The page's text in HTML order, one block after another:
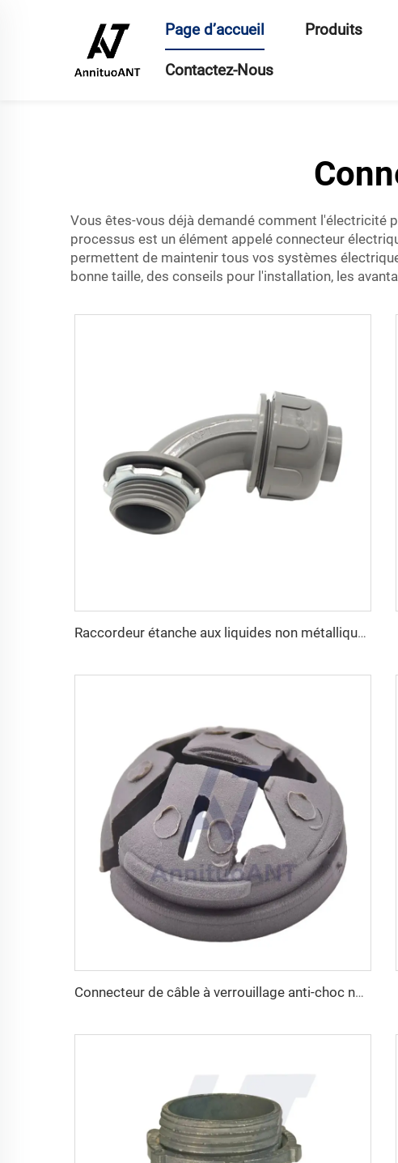
Page d’accueil Produits
Contactez-Nous
Vous êtes-vous déjà demandé comment l'électricité
processus est un élément appelé connecteur
permettent de maintenir tous vos systèmes
bonne taille, des conseils pour l'installation, les
Raccordeur étanche aux liquides non métallique 90 degrés
Connecteur de câble à verrouillage anti-choc non métallique